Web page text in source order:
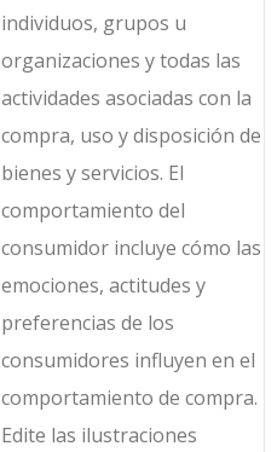
individuos, grupos u
organizaciones y todas las
actividades asociadas con la
compra, uso y disposición de
bienes y servicios. El
comportamiento del
consumidor incluye cómo las
emociones, actitudes y
preferencias de los
consumidores influyen en el
comportamiento de compra.
Edite las ilustraciones